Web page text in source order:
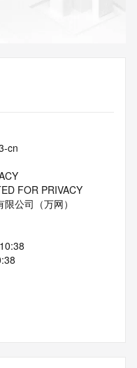
cn
FOR PRIVACY
公司（万网）